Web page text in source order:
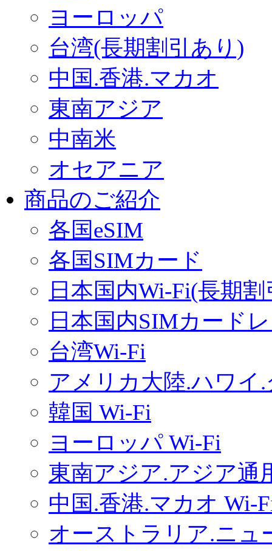
ヨーロッパ
台湾(長期割引あり)
中国.香港.マカオ
東南アジア
中南米
オセアニア
商品のご紹介
各国eSIM
各国SIMカード
日本国内Wi-Fi(長期
日本国内SIMカード
台湾Wi-Fi
アメリカ大陸.ハワイ
韓国 Wi-Fi
ヨーロッパ Wi-Fi
東南アジア.アジア通
中国.香港.マカオ Wi-
オーストラリア.ニュ